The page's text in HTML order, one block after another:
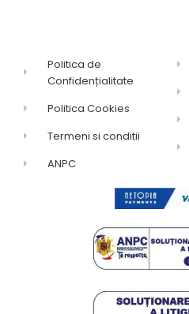
Politica de
Confidențialitate
Politica Cookies
Termeni si conditii
ANPC